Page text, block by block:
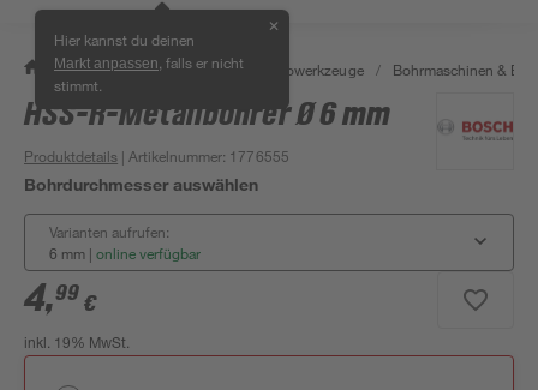
Hier kannst du deinen
Markt anpassen , falls er nicht
stimmt.
✕
/ Werkstatt & Maschinen / Elektrowerkzeuge / Bohrmaschinen &
HSS-R-Metallbohrer Ø 6 mm
Produktdetails | Artikelnummer: 1776555
Bohrdurchmesser auswählen
Varianten aufrufen:
6 mm | online verfügbar
4,99 €
inkl. 19% MwSt.